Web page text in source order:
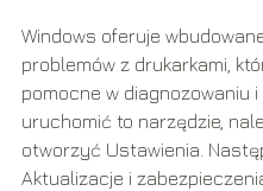
Windows oferuje
problemów z drukarkami,
pomocne w diagnozowaniu
uruchomić to narzędzie,
otworzyć Ustawienia.
Aktualizacje i